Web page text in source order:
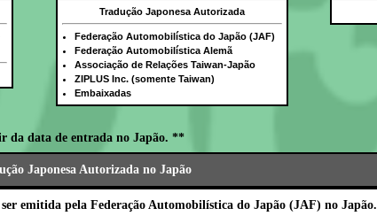
Tradução Japonesa Autorizada
Federação Automobilística do Japão (JAF)
Federação Automobilística Alemã
Associação de Relações Taiwan-Japão
ZIPLUS Inc. (somente Taiwan)
Embaixadas
da data de entrada no Japão. **
Japonesa Autorizada no Japão
emitida pela Federação Automobilística do Japão (JAF) no Japão.